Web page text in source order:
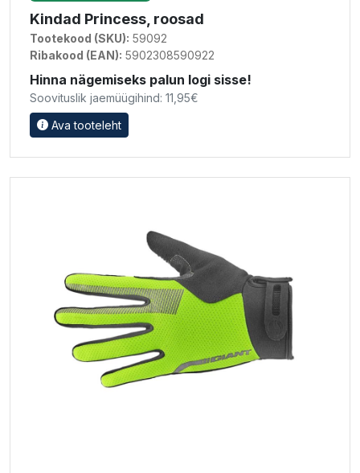
Kindad Princess, roosad
Tootekood (SKU): 59092
Ribakood (EAN): 5902308590922
Hinna nägemiseks palun logi sisse!
Soovituslik jaemüügihind: 11,95€
Ava tooteleht